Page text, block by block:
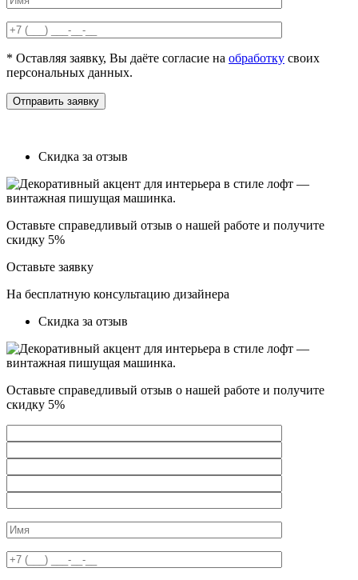
* Оставляя заявку, Вы даёте согласие на обработку своих
персональных данных.
Отправить заявку
Скидка за отзыв
Оставьте справедливый отзыв о нашей работе и получите
скидку 5%
Оставьте заявку
На бесплатную консультацию дизайнера
Скидка за отзыв
Оставьте справедливый отзыв о нашей работе и получите
скидку 5%